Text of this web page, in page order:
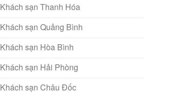
Khách sạn Thanh Hóa
Khách sạn Quảng Bình
Khách sạn Hòa Bình
Khách sạn Hải Phòng
Khách sạn Châu Đốc